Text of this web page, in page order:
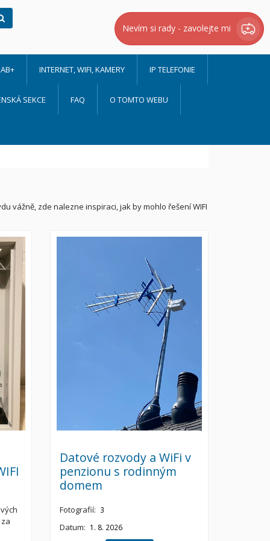
Nevím si rady - zavolejte mi
INTERNET, WIFI, KAMERY IP TELEFONIE
SEKCE FAQ O TOMTO WEBU
vážně, zde nalezne inspiraci, jak by mohlo řešení WIFI
Datové rozvody a WiFi v
penzionu s rodinným
domem
Fotografií: 3
Datum: 1. 8. 2026